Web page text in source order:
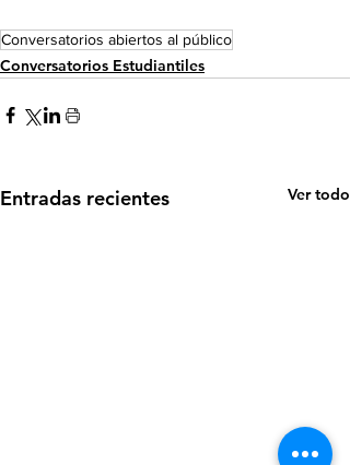
Conversatorios abiertos al público
Conversatorios Estudiantiles
Entradas recientes Ver todo